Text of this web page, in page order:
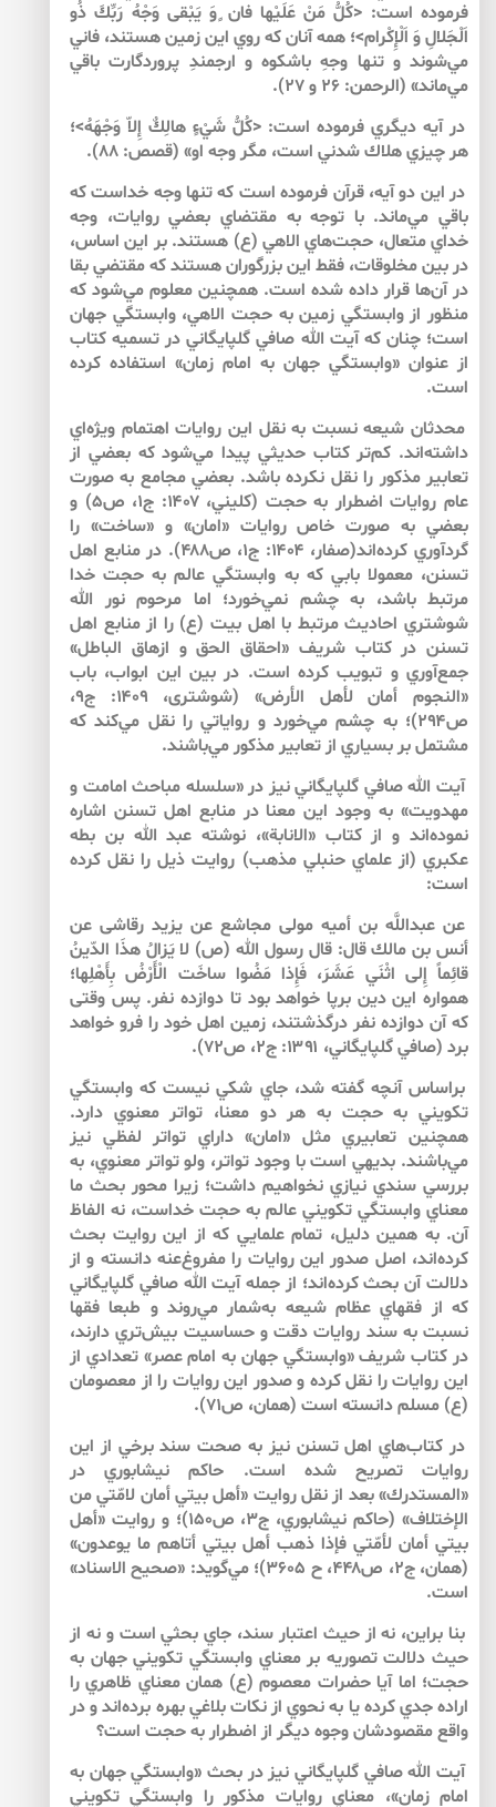
فرموده است: <كُلُّ مَنْ عَلَيْها فان ٍوَ يَبْقى وَجْهُ رَبِّكَ ذُو
اَلْجَلالِ وَ اَلْإِكْرام>؛ همه آنان كه روي اين زمين هستند، فاني
مي‌شوند و تنها وجهِ باشكوه و ارجمندِ پروردگارت باقي
مي‌ماند» (الرحمن: ۲۶ و ۲۷).
در آيه ديگري فرموده است: <كُلُّ شَيْءٍ هالِكٌ إِلاّ وَجْهَهُ>؛
هر چيزي هلاك شدني است، مگر وجه او» (قصص: ۸۸).
در اين دو آيه، قرآن فرموده است كه تنها وجه خداست كه
باقي مي‌ماند. با توجه به مقتضاي بعضي روايات، وجه
خداي متعال، حجت‌‌هاي الاهي (ع) هستند. بر اين اساس،
در بين مخلوقات، فقط اين‌ بزرگوران هستند كه مقتضي بقا
در آن‌‌ها قرار داده شده است. همچنين معلوم مي‌شود كه
منظور از وابستگي زمين به حجت الاهي، وابستگي جهان
است؛ چنان كه آيت الله صافي گلپايگاني در تسميه كتاب
از عنوان «وابستگي جهان به امام زمان» استفاده كرده
است.
محدثان شيعه نسبت به نقل اين روايات اهتمام ويژه‌اي
داشته‌اند. كم‌‌تر كتاب حديثي پيدا مي‌شود كه بعضي از
تعابير مذكور را نقل نكرده باشد. بعضي مجامع به صورت
عام روايات اضطرار به حجت (كليني، ۱۴۰۷: ج۱، ص۵) و
بعضي به صورت خاص روايات «امان» و «ساخت» را
گردآوري كرده‌‌اند(صفار، ۱۴۰۴: ج۱، ص۴۸۸). در منابع اهل
تسنن، معمولا بابي كه به وابستگي عالم به حجت خدا
مرتبط باشد، به چشم نمي‌خورد؛ اما مرحوم نور الله
شوشتري احاديث مرتبط با اهل بيت (ع) را از منابع اهل
تسنن در كتاب شريف «احقاق الحق و ازهاق الباطل»
جمع‌آوري و تبويب كرده است. در بين اين ابواب، باب
«النجوم أمان‏ لأهل‏ الأرض‏» (شوشترى، ۱۴۰۹: ج۹،
ص۲۹۴)؛ به چشم مي‌‌خورد و رواياتي را نقل مي‌كند كه
مشتمل بر بسياري از تعابير مذكور مي‌باشند.
آيت الله صافي گلپايگاني نيز در «سلسله مباحث امامت و
مهدويت» به وجود اين معنا در منابع اهل تسنن اشاره
نموده‌‌اند و از كتاب «الانابة»، نوشته عبد الله بن بطه
عكبري (از علماي حنبلي مذهب) روايت ذيل را نقل كرده
است:
عن عبداللَّه بن أميه مولى مجاشع عن يزيد رقاشى عن
أنس بن مالك‏ قال: قال رسول الله (ص) لا يَزالُ هذَا الدّينُ
قائِماً إِلى‏ اثْنَي عَشَرَ، فَإِذا مَضُوا ساخَت‏ الْأَرْضُ بِأَهْلِها؛
همواره اين دين برپا خواهد بود تا دوازده نفر. پس وقتى
كه آن دوازده نفر درگذشتند، زمين اهل خود را فرو خواهد
برد (صافي گلپايگاني، ۱۳۹۱: ج۲، ص۷۲).
براساس آنچه گفته شد، جاي شكي نيست كه وابستگي
تكويني به حجت به هر دو معنا، تواتر معنوي دارد.
همچنين تعابيري مثل «امان» داراي تواتر لفظي نيز
مي‌باشند. بديهي است با وجود تواتر، ولو تواتر معنوي، به
بررسي سندي نيازي نخواهيم داشت؛ زيرا محور بحث ما
معناي وابستگي تكويني عالم به حجت خداست، نه الفاظ
آن. به همين دليل، تمام علمايي كه از اين روايت بحث
كرده‌اند، اصل صدور اين روايات را مفروغ‌عنه دانسته‌ و از
دلالت آن بحث كرده‌اند؛ از جمله آيت الله صافي گلپايگاني
كه از فقهاي عظام شيعه به‌‌شمار مي‌روند و طبعا فقها
نسبت به سند روايات دقت و حساسيت بيش‌‌تري دارند،
در كتاب شريف «وابستگي جهان به امام عصر» تعدادي از
اين روايات را نقل كرده و صدور اين روايات را از معصومان
(ع) مسلم دانسته‌ است (همان، ص۷۱).
در كتاب‌هاي اهل تسنن نيز به صحت سند برخي از اين
روايات تصريح شده است. حاكم نيشابوري در
«المستدرك» بعد از نقل روايت «أهل بيتي أمان لامّتي من
الإختلاف» (حاكم نيشابوري، ج۳، ص۱۵۰)؛ و روايت «أهل
بيتي أمان لأمّتي فإذا ذهب أهل بيتي أتاهم ما يوعدون»
(همان، ج۲، ص۴۴۸، ح ۳۶۰۵)؛ مي‌گويد: «صحيح الاسناد»
است.
بنا براين، نه از حيث اعتبار سند، جاي بحثي است و نه از
حيث دلالت تصوريه بر معناي وابستگي تكويني جهان به
حجت؛ اما آيا حضرات معصوم (ع) همان معناي ظاهري را
اراده جدي كرده يا به نحوي از نكات بلاغي بهره برده‌اند و در
واقع مقصودشان وجوه ديگر از اضطرار به حجت است؟
آيت الله صافي گلپايگاني نيز در بحث «وابستگي جهان به
امام زمان»، معناي روايات مذكور را وابستگي تكويني